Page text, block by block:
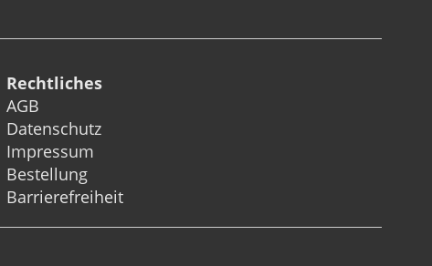
Rechtliches
AGB
Datenschutz
Impressum
Bestellung
Barrierefreiheit